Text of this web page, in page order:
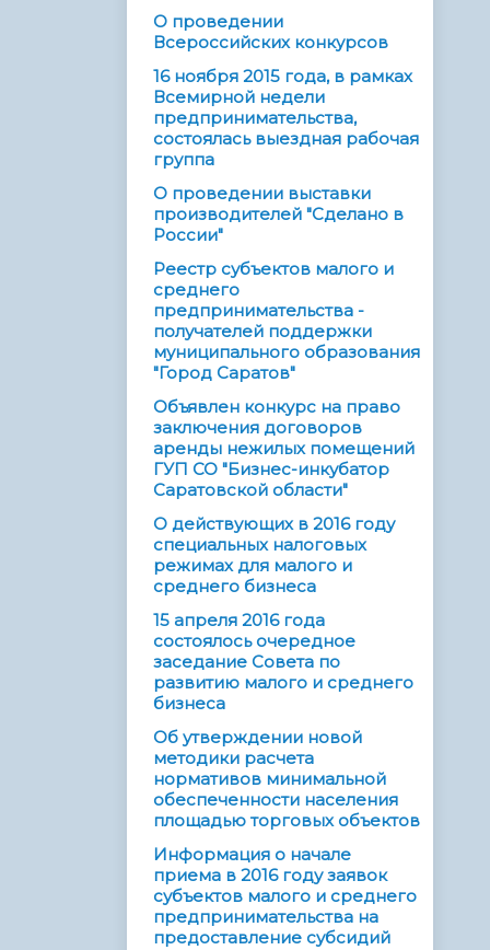
О проведении
Всероссийских конкурсов
16 ноября 2015 года, в рамках
Всемирной недели
предпринимательства,
состоялась выездная рабочая
группа
О проведении выставки
производителей "Сделано в
России"
Реестр субъектов малого и
среднего
предпринимательства -
получателей поддержки
муниципального образования
"Город Саратов"
Объявлен конкурс на право
заключения договоров
аренды нежилых помещений
ГУП СО "Бизнес-инкубатор
Саратовской области"
О действующих в 2016 году
специальных налоговых
режимах для малого и
среднего бизнеса
15 апреля 2016 года
состоялось очередное
заседание Совета по
развитию малого и среднего
бизнеса
Об утверждении новой
методики расчета
нормативов минимальной
обеспеченности населения
площадью торговых объектов
Информация о начале
приема в 2016 году заявок
субъектов малого и среднего
предпринимательства на
предоставление субсидий